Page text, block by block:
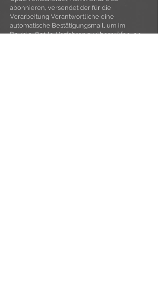
abonnieren, versendet der für die
Verarbeitung Verantwortliche eine
automatische Bestätigungsmail, um im
Double-Opt-In-Verfahren zu überprüfen, ob